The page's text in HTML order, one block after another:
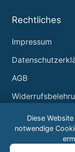
Rechtliches
Impressum
AGB
© 2026
Diese
notwendige